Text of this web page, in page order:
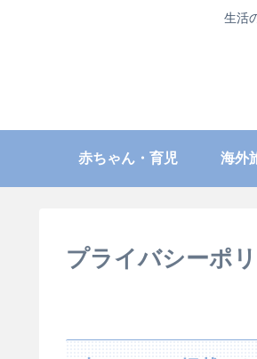
生活
赤ちゃん・育児 海外
プライバシーポ